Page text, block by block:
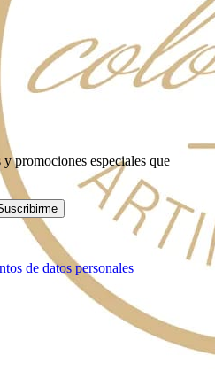
promociones especiales que
de datos personales